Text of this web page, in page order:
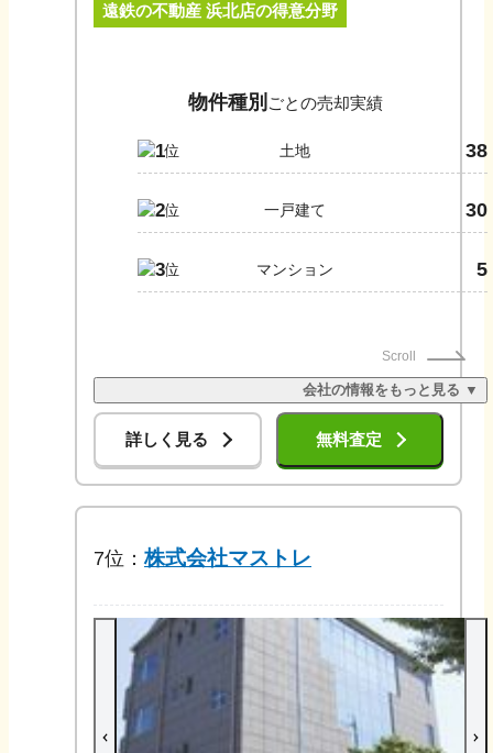
建、マンションの売買仲介はもちろん、相続や住み替えのご相談
にも対応可能です。さらに、リフォーム窓口も併設しており、幅
ずはお気軽にご相談ください。
遠鉄の不動産 浜北店の得意分野
物件種別 ごとの売却実績
1 土地 38
2 一戸建て 30
3 マンション 5
Scroll
会社の情報をもっと見る ▼
詳しく見る 無料査定
7位：株式会社マストレ